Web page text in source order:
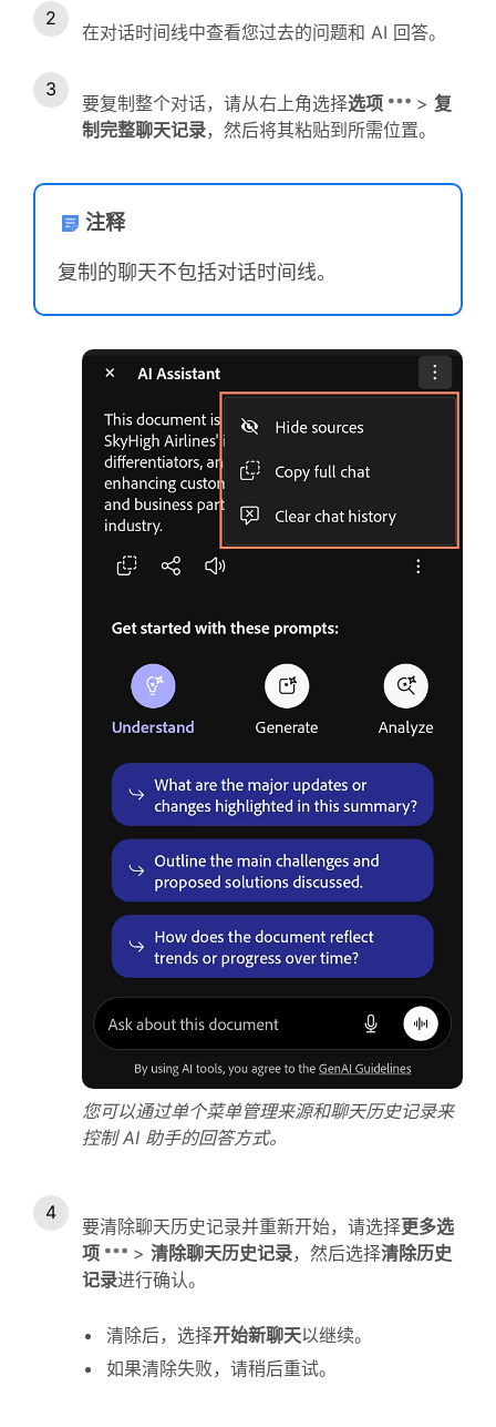
在对话时间线中查看您过去的问题和 AI 回答。
要复制整个对话，请从右上角选择选项 > 复
制完整聊天记录，然后将其粘贴到所需位置。
注释
复制的聊天不包括对话时间线。
您可以通过单个菜单管理来源和聊天历史记录来
控制 AI 助手的回答方式。
要清除聊天历史记录并重新开始，请选择更多选
项
> 清除聊天历史记录，然后选择清除历史
记录进行确认。
清除后，选择开始新聊天以继续。
如果清除失败，请稍后重试。